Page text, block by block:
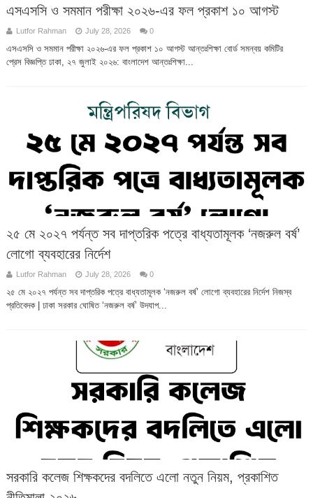
এসএসসি ও সমমান পরীক্ষা ২০২৬-এর ফল প্রকাশ ১০ আগস্ট
Lutfor Rahman July 28, 2026 0
এসএসসি ও সমমান পরীক্ষা ২০২৬-এর ফল প্রকাশ ১০ আগস্ট আন্তঃশিক্ষা বোর্ড সমন্বয় কমিটির
প্রেস বিজ্ঞপ্তি ঢাকা, ২৭ জুলাই ২০২৬: বাংলাদেশ আন্তঃশিক্ষা...
২৫ মে ২০২৭ পর্যন্ত সব দাপ্তরিক পত্রে বাধ্যতামূলক ‘নজরুল বর্ষ’
লোগো ব্যবহারের নির্দেশ
Lutfor Rahman July 28, 2026 0
২৫ মে ২০২৭ পর্যন্ত সব দাপ্তরিক পত্রে বাধ্যতামূলক ‘নজরুল বর্ষ’ লোগো ব্যবহারের নির্দেশ নিজস্ব
প্রতিবেদক | ঢাকা সরকার ঘোষিত ‘নজরুল বর্ষ’ উদযাপ...
সরকারি কলেজ শিক্ষকদের বদলিতে এলো নতুন নিয়ম, প্রকাশিত